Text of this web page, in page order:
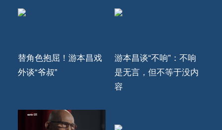
替角色抱屈！游本昌戏
外谈“爷叔”
游本昌谈“不响”：不响
是无言，但不等于没内
容